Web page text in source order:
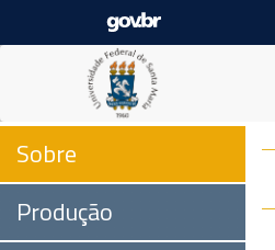
Sobre
Produção